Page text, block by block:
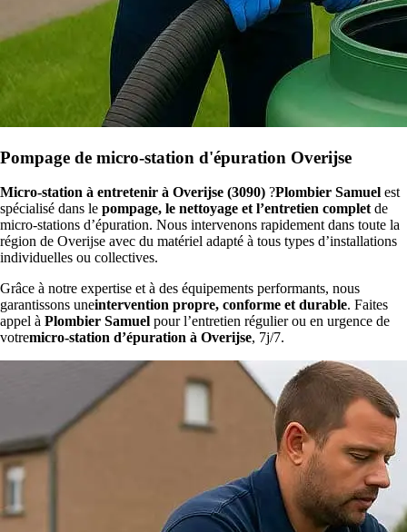
Pompage de micro-station d'épuration Overijse
Micro-station à entretenir à Overijse (3090) ?Plombier Samuel est
spécialisé dans le pompage, le nettoyage et l’entretien complet de
micro-stations d’épuration. Nous intervenons rapidement dans toute la
région de Overijse avec du matériel adapté à tous types d’installations
individuelles ou collectives.
Grâce à notre expertise et à des équipements performants, nous
garantissons uneintervention propre, conforme et durable. Faites
appel à Plombier Samuel pour l’entretien régulier ou en urgence de
votremicro-station d’épuration à Overijse, 7j/7.